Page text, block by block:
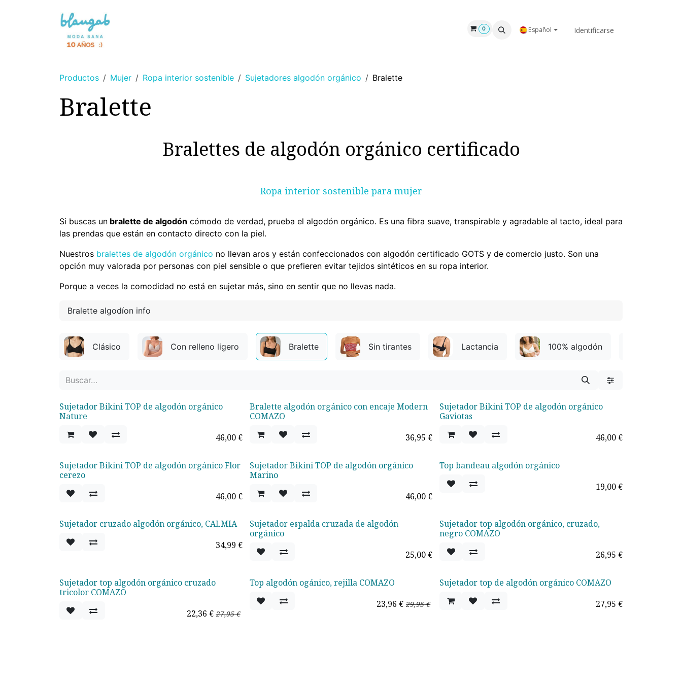
NOSOTROS
0 Español Identificarse
Productos Mujer Ropa interior sostenible Sujetadores algodón orgánico Bralette
Bralette
Bralettes de algodón orgánico certificado
Ropa interior sostenible para mujer
Si buscas un bralette de algodón cómodo de verdad, prueba el algodón orgánico. Es una fibra suave, transpirable y agradable al tacto, ideal para
las prendas que están en contacto directo con la piel.
Nuestros bralettes de algodón orgánico no llevan aros y están confeccionados con algodón certificado GOTS y de comercio justo. Son una
opción muy valorada por personas con piel sensible o que prefieren evitar tejidos sintéticos en su ropa interior.
Porque a veces la comodidad no está en sujetar más, sino en sentir que no llevas nada.
Bralette algodíon info
Clásico Con relleno ligero Bralette Sin tirantes Lactancia 100% algodón
¡Nuevo!
Sujetador Bikini TOP de algodón orgánico
Nature
46,00€
¡Nuevo!
Bralette algodón orgánico con encaje Modern
COMAZO
36,95 €
Sujetador Bikini TOP de algodón orgánico
Gaviotas
46,00€
Sujetador Bikini TOP de algodón orgánico Flor
cerezo
46,00€
Sujetador Bikini TOP de algodón orgánico
Marino
46,00 €
Top bandeau algodón orgánico
19,00€
Sujetador cruzado algodón orgánico, CALMIA
34,99 €
Sujetador espalda cruzada de algodón
orgánico
25,00 €
Sujetador top algodón orgánico, cruzado,
negro COMAZO
26,95 €
Oferta - 20%
Sujetador top algodón orgánico cruzado
tricolor COMAZO
22,36 € 27,95€ Oferta - 20%
Top algodón ogánico, rejilla COMAZO
23,96 € 29,95€
Sujetador top de algodón orgánico COMAZO
27,95 €